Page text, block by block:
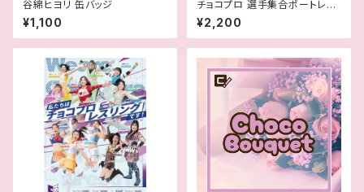
谷綿ヒヨリ 缶バッジ
¥1,100
チョコプロ 選手集合ポートレー
ト
¥2,200